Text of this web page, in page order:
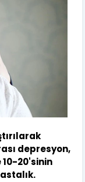
depresyon,
20'sinin